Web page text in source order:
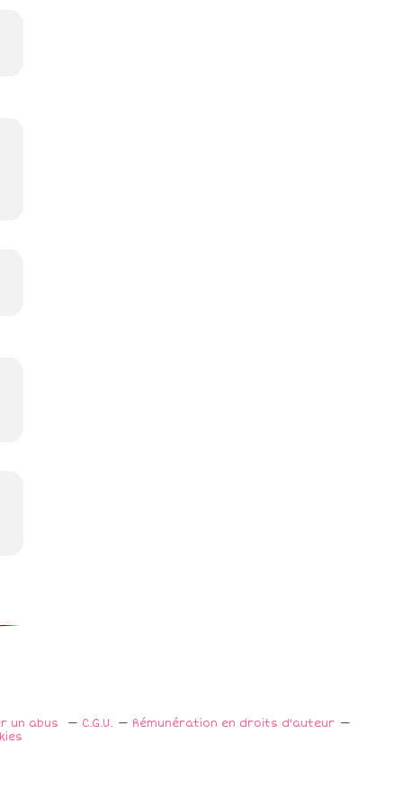
un abus C.G.U.
Rémunération en droits d'auteur